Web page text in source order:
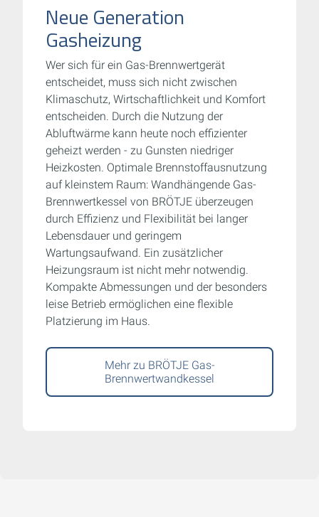
Neue Generation
Gasheizung
Wer sich für ein Gas-Brennwertgerät
entscheidet, muss sich nicht zwischen
Klimaschutz, Wirtschaftlichkeit und Komfort
entscheiden. Durch die Nutzung der
Abluftwärme kann heute noch effizienter
geheizt werden - zu Gunsten niedriger
Heizkosten. Optimale Brennstoffausnutzung
auf kleinstem Raum: Wandhängende Gas-
Brennwertkessel von BRÖTJE überzeugen
durch Effizienz und Flexibilität bei langer
Lebensdauer und geringem
Wartungsaufwand. Ein zusätzlicher
Heizungsraum ist nicht mehr notwendig.
Kompakte Abmessungen und der besonders
leise Betrieb ermöglichen eine flexible
Platzierung im Haus.
Mehr zu BRÖTJE Gas-
Brennwertwandkessel